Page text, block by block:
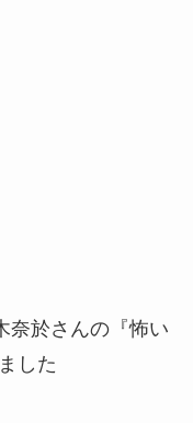
奈於さんの『怖い
した